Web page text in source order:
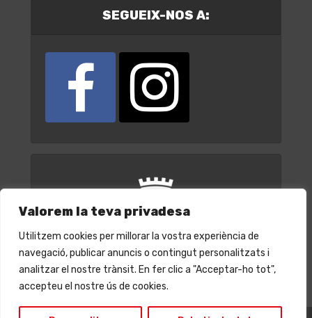
Valorem la teva privadesa
Utilitzem cookies per millorar la vostra experiència de
navegació, publicar anuncis o contingut personalitzats i
analitzar el nostre trànsit. En fer clic a "Acceptar-ho tot",
accepteu el nostre ús de cookies.
SEGUEIX-NOS A: